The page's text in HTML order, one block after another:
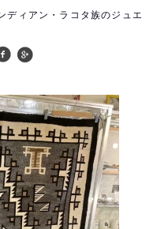
ディアン・ラコタ族のジュエ